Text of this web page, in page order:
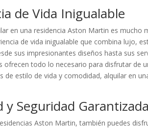
de Vida Inigualable
en una residencia Aston Martin es mucho
de vida inigualable que combina lujo,
sus impresionantes diseños hasta sus
ofrecen todo lo necesario para disfrutar de
de estilo de vida y comodidad, alquilar en
y Seguridad
Aston Martin, también puedes